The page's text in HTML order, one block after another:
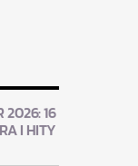
2026: 16
I HITY